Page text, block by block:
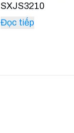
SXJS3210
Đọc tiếp